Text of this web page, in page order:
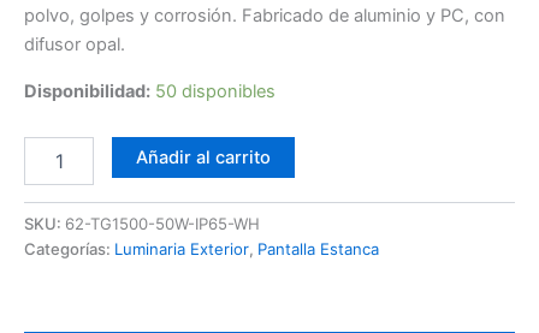
polvo, golpes y corrosión. Fabricado de aluminio y PC, con
difusor opal.
Disponibilidad: 50 disponibles
Estanca
Pro
150CM
Añadir al carrito
SKU: 62-TG1500-50W-IP65-WH
Categorías: Luminaria Exterior, Pantalla Estanca